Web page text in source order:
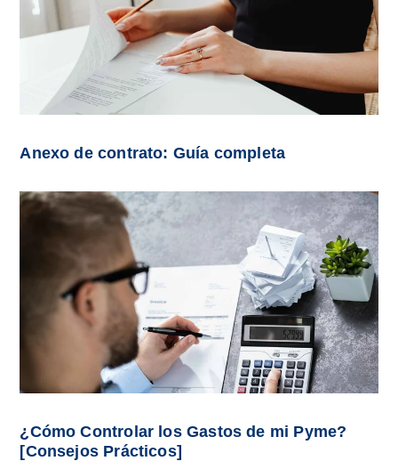
Anexo de contrato: Guía completa
¿Cómo Controlar los Gastos de mi Pyme?
[Consejos Prácticos]